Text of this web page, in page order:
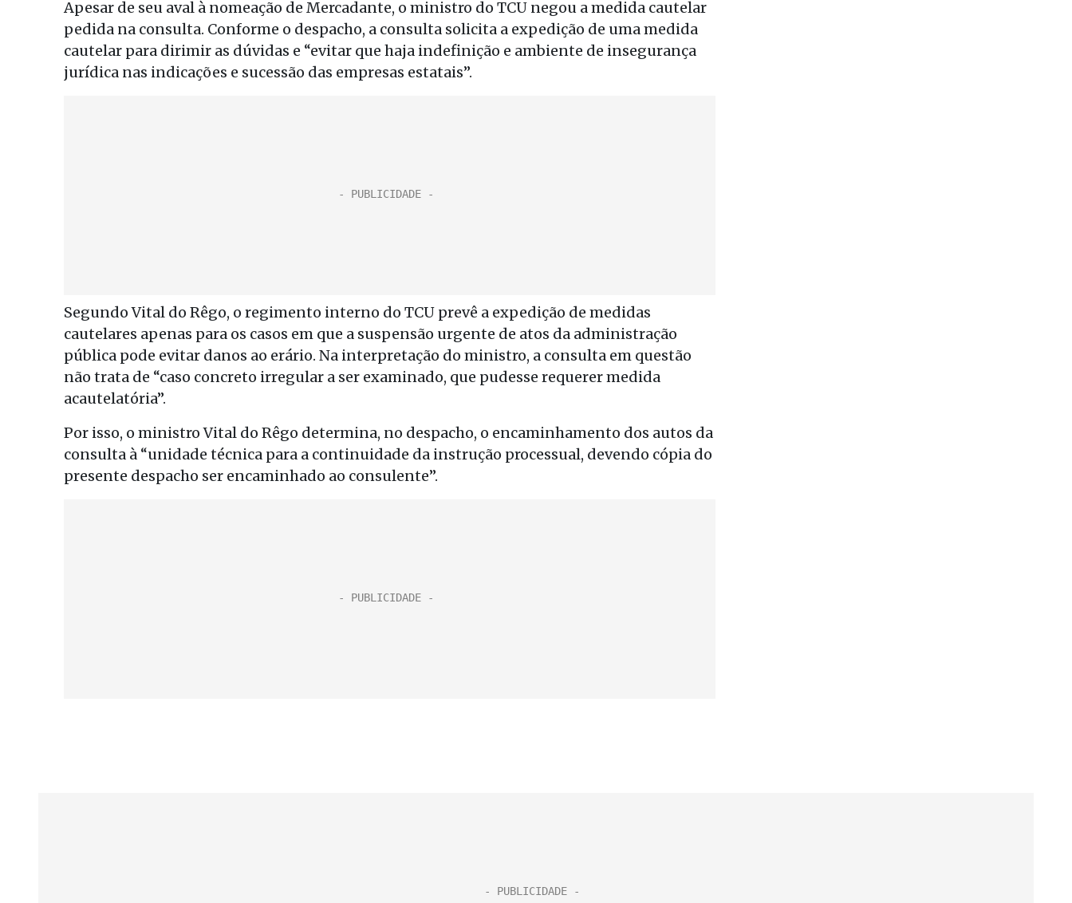
Apesar de seu aval à nomeação de Mercadante, o ministro do TCU negou a medida cautelar
pedida na consulta. Conforme o despacho, a consulta solicita a expedição de uma medida
cautelar para dirimir as dúvidas e “evitar que haja indefinição e ambiente de insegurança
jurídica nas indicações e sucessão das empresas estatais”.
Segundo Vital do Rêgo, o regimento interno do TCU prevê a expedição de medidas
cautelares apenas para os casos em que a suspensão urgente de atos da administração
pública pode evitar danos ao erário. Na interpretação do ministro, a consulta em questão
não trata de “caso concreto irregular a ser examinado, que pudesse requerer medida
acautelatória”.
Por isso, o ministro Vital do Rêgo determina, no despacho, o encaminhamento dos autos da
consulta à “unidade técnica para a continuidade da instrução processual, devendo cópia do
presente despacho ser encaminhado ao consulente”.